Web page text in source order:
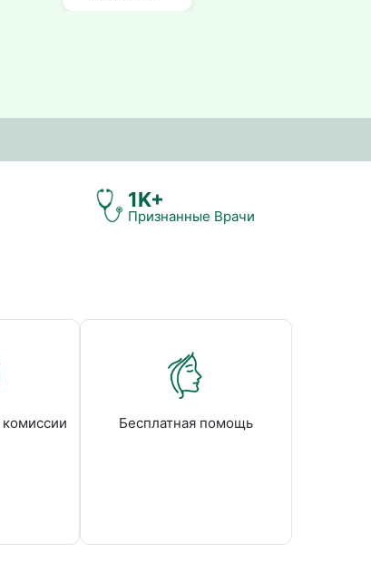
1K+
Признанные Врачи
Бесплатная помощь